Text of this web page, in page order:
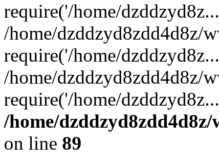
require('/home/
/home/dzddzyd8zdd4d8z/
require('/home/
/home/dzddzyd8zdd4d8z/
require('/home/
/home/
on line 89